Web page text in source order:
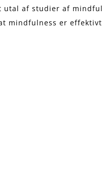
utal af studier af
mindfulness er